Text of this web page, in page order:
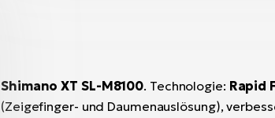
Shimano XT SL-M8100. Technologie: Rapid
(Zeigefinger- und Daumenauslösung),